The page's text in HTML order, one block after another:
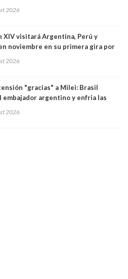
2026
XIV visitará Argentina, Perú y
noviembre en su primera gira por
2026
"gracias" a Milei: Brasil
embajador argentino y enfria las
2026